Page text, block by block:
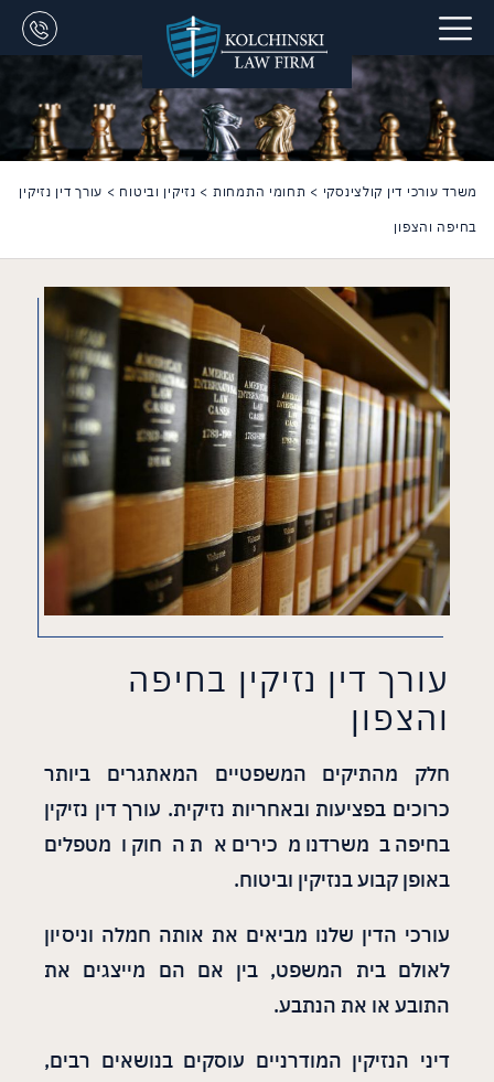
משרד עורכי דין קולצינסקי > תחומי התמחות > נזיקין וביטוח > עורך דין נזיקין
בחיפה והצפון
עורך דין נזיקין בחיפה
והצפון
חלק מהתיקים המשפטיים המאתגרים ביותר
כרוכים בפציעות ובאחריות נזיקית. עורך דין נזיקין
בחיפה במשרדנו מכירים את החוק ומטפלים
באופן קבוע בנזיקין וביטוח.
עורכי הדין שלנו מביאים את אותה חמלה וניסיון
לאולם בית המשפט, בין אם הם מייצגים את
התובע או את הנתבע.
דיני הנזיקין המודרניים עוסקים בנושאים רבים,